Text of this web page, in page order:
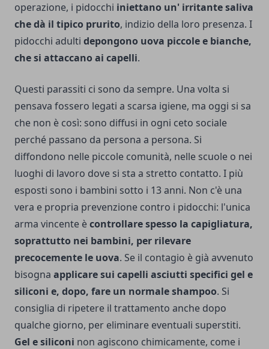
operazione, i pidocchi iniettano un' irritante saliva
che dà il tipico prurito, indizio della loro presenza. I
pidocchi adulti depongono uova piccole e bianche,
che si attaccano ai capelli.
Questi parassiti ci sono da sempre. Una volta si
pensava fossero legati a scarsa igiene, ma oggi si sa
che non è così: sono diffusi in ogni ceto sociale
perché passano da persona a persona. Si
diffondono nelle piccole comunità, nelle scuole o nei
luoghi di lavoro dove si sta a stretto contatto. I più
esposti sono i bambini sotto i 13 anni. Non c'è una
vera e propria prevenzione contro i pidocchi: l'unica
arma vincente ècontrollare spesso la capigliatura,
soprattutto nei bambini, per rilevare
precocemente le uova. Se il contagio è già avvenuto
bisogna applicare sui capelli asciutti specifici gel e
siliconi e, dopo, fare un normale shampoo. Si
consiglia di ripetere il trattamento anche dopo
qualche giorno, per eliminare eventuali superstiti.
Gel e siliconi non agiscono chimicamente, come i